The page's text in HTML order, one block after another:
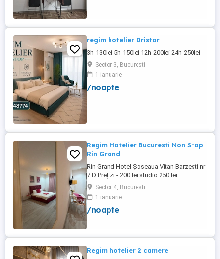
regim hotelier Dristor
3h-130lei 5h-150lei 12h-200lei 24h-250lei
Sector 3, Bucuresti
1 ianuarie
/noapte
Regim Hotelier Bucuresti Non Stop
Rin Grand
Rin Grand Hotel Șoseaua Vitan Barzesti nr
7 D Preț zi - 200 lei studio 250 lei
apartament
Sector 4, Bucuresti
1 ianuarie
/noapte
Regim hotelier 2 camere